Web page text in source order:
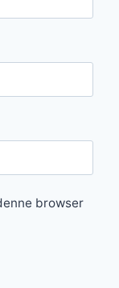
browser